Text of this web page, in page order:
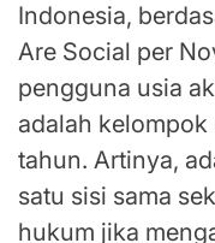
Indonesia,
Are Social per
pengguna usia
adalah kelompok
tahun. Artinya,
satu sisi sama
hukum jika